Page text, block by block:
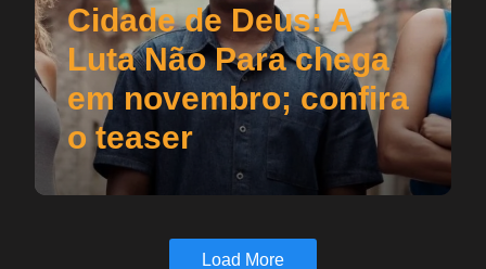
Cidade de Deus: A
Luta Não Para chega
em novembro; confira
o teaser
Load More